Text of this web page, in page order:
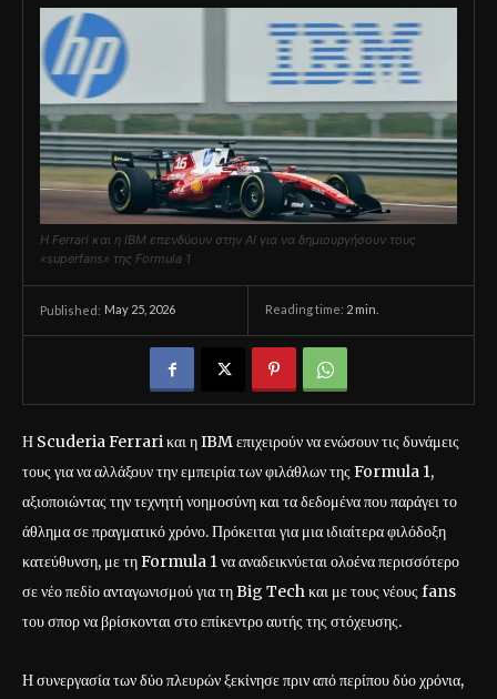
Η Ferrari και η IBM επενδύουν στην AI για να δημιουργήσουν τους
«superfans» της Formula 1
Published: May 25, 2026 Reading time: 2 min.
Η Scuderia Ferrari και η IBM επιχειρούν να ενώσουν τις δυνάμεις
τους για να αλλάξουν την εμπειρία των φιλάθλων της Formula 1,
αξιοποιώντας την τεχνητή νοημοσύνη και τα δεδομένα που παράγει το
άθλημα σε πραγματικό χρόνο. Πρόκειται για μια ιδιαίτερα φιλόδοξη
κατεύθυνση, με τη Formula 1 να αναδεικνύεται ολοένα περισσότερο
σε νέο πεδίο ανταγωνισμού για τη Big Tech και με τους νέους fans
του σπορ να βρίσκονται στο επίκεντρο αυτής της στόχευσης.
Η συνεργασία των δύο πλευρών ξεκίνησε πριν από περίπου δύο χρόνια,